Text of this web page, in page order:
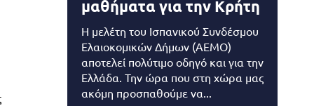
μαθήματα για την Κρήτη
Η μελέτη του Ισπανικού Συνδέσμου
Ελαιοκομικών Δήμων (AEMO)
αποτελεί πολύτιμο οδηγό και για την
Ελλάδα. Την ώρα που στη χώρα μας
ακόμη προσπαθούμε να...